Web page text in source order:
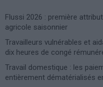
Flussi 2026 : première
agricole saisonnier
Travailleurs vulnérables et
dix heures de congé
Travail domestique : les
entièrement dématérialisés